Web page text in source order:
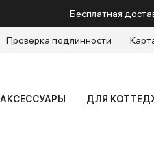
Бесплатная
Проверка подлинности
АКСЕССУАРЫ ДЛЯ